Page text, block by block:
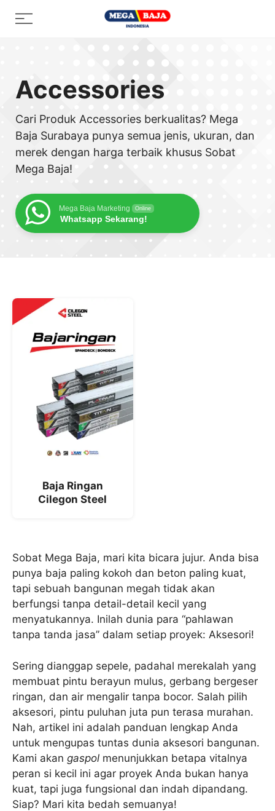
Menu
Accessories
Cari Produk Accessories berkualitas? Mega
Baja Surabaya punya semua jenis, ukuran, dan
merek dengan harga terbaik khusus Sobat
Mega Baja!
Mega Baja Marketing Online
Whatsapp Sekarang!
Baja Ringan
Cilegon Steel
Sobat Mega Baja, mari kita bicara jujur. Anda bisa
punya baja paling kokoh dan beton paling kuat,
tapi sebuah bangunan megah tidak akan
berfungsi tanpa detail-detail kecil yang
menyatukannya. Inilah dunia para “pahlawan
tanpa tanda jasa” dalam setiap proyek: Aksesori!
Sering dianggap sepele, padahal merekalah yang
membuat pintu berayun mulus, gerbang bergeser
ringan, dan air mengalir tanpa bocor. Salah pilih
aksesori, pintu puluhan juta pun terasa murahan.
Nah, artikel ini adalah panduan lengkap Anda
untuk mengupas tuntas dunia aksesori bangunan.
Kami akan gaspol menunjukkan betapa vitalnya
peran si kecil ini agar proyek Anda bukan hanya
kuat, tapi juga fungsional dan indah dipandang.
Siap? Mari kita bedah semuanya!